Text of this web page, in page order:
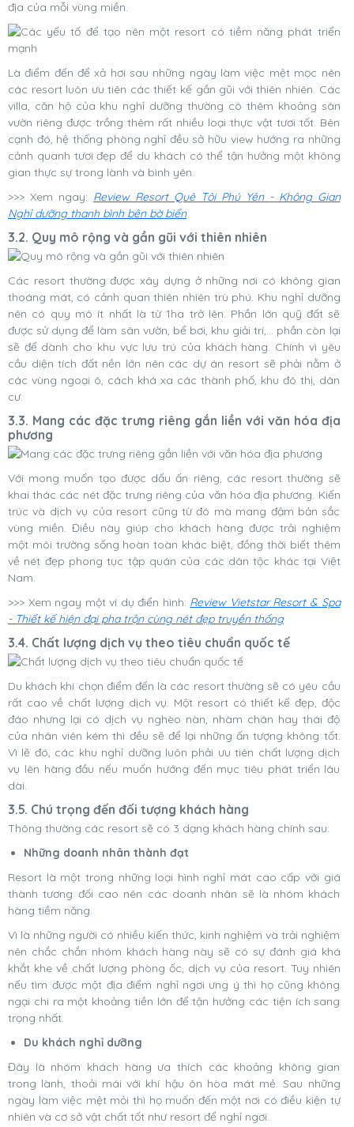
địa của mỗi vùng miền.
Là điểm đến để xả hơi sau những ngày làm việc mệt mọc nên
các resort luôn ưu tiên các thiết kế gần gũi với thiên nhiên. Các
villa, căn hộ của khu nghỉ dưỡng thường có thêm khoảng sân
vườn riêng được trồng thêm rất nhiều loại thực vật tươi tốt. Bên
cạnh đó, hệ thống phòng nghỉ đều sở hữu view hướng ra những
cảnh quanh tươi đẹp để du khách có thể tận hưởng một không
gian thực sự trong lành và bình yên.
>>> Xem ngay: Review Resort Quê Tôi Phú Yên - Không Gian
Nghỉ dưỡng thanh bình bên bờ biển
3.2. Quy mô rộng và gần gũi với thiên nhiên
Các resort thường được xây dựng ở những nơi có không gian
thoáng mát, có cảnh quan thiên nhiên trù phú. Khu nghỉ dưỡng
nên có quy mô ít nhất là từ 1ha trở lên. Phần lớn quỹ đất sẽ
được sử dụng để làm sân vườn, bể bơi, khu giải trí,... phần còn lại
sẽ để dành cho khu vực lưu trú của khách hàng. Chính vì yêu
cầu diện tích đất nền lớn nên các dự án resort sẽ phải nằm ở
các vùng ngoại ô, cách khá xa các thành phố, khu đô thị, dân
cư.
3.3. Mang các đặc trưng riêng gắn liền với văn hóa địa
phương
Với mong muốn tạo được dấu ấn riêng, các resort thường sẽ
khai thác các nét đặc trưng riêng của văn hóa địa phương. Kiến
trúc và dịch vụ của resort cũng từ đó mà mang đậm bản sắc
vùng miền. Điều này giúp cho khách hàng được trải nghiệm
một môi trường sống hoàn toàn khác biệt, đồng thời biết thêm
về nét đẹp phong tục tập quán của các dân tộc khác tại Việt
Nam.
>>> Xem ngay một ví dụ điển hình: Review Vietstar Resort & Spa
- Thiết kế hiện đại pha trộn cùng nét đẹp truyền thống
3.4. Chất lượng dịch vụ theo tiêu chuẩn quốc tế
Du khách khi chọn điểm đến là các resort thường sẽ có yêu cầu
rất cao về chất lượng dịch vụ. Một resort có thiết kế đẹp, độc
đáo nhưng lại có dịch vụ nghèo nàn, nhàm chán hay thái độ
của nhân viên kém thì đều sẽ để lại những ấn tượng không tốt.
Vì lẽ đó, các khu nghỉ dưỡng luôn phải ưu tiên chất lượng dịch
vụ lên hàng đầu nếu muốn hướng đến mục tiêu phát triển lâu
dài.
3.5. Chú trọng đến đối tượng khách hàng
Thông thường các resort sẽ có 3 dạng khách hàng chính sau:
Những doanh nhân thành đạt
Resort là một trong những loại hình nghỉ mát cao cấp với giá
thành tương đối cao nên các doanh nhân sẽ là nhóm khách
hàng tiềm năng.
Vì là những người có nhiều kiến thức, kinh nghiệm và trải nghiệm
nên chắc chắn nhóm khách hàng này sẽ có sự đánh giá khá
khắt khe về chất lượng phòng ốc, dịch vụ của resort. Tuy nhiên
nếu tìm được một địa điểm nghỉ ngơi ưng ý thì họ cũng không
ngại chi ra một khoảng tiền lớn để tận hưởng các tiện ích sang
trọng nhất.
Du khách nghỉ dưỡng
Đây là nhóm khách hàng ưa thích các khoảng không gian
trong lành, thoải mái với khí hậu ôn hòa mát mẻ. Sau những
ngày làm việc mệt mỏi thì họ muốn đến một nơi có điều kiện tự
nhiên và cơ sở vật chất tốt như resort để nghỉ ngơi.